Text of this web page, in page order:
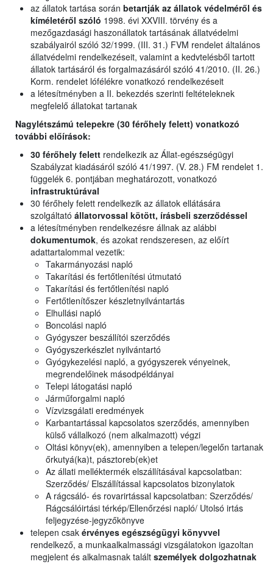
az állatok tartása során betartják az állatok védelméről és
kíméletéről szóló 1998. évi XXVIII. törvény és a
mezőgazdasági haszonállatok tartásának állatvédelmi
szabályairól szóló 32/1999. (III. 31.) FVM rendelet általános
állatvédelmi rendelkezéseit, valamint a kedvtelésből tartott
állatok tartásáról és forgalmazásáról szóló 41/2010. (II. 26.)
Korm. rendelet lófélékre vonatkozó rendelkezéseit
a létesítményben a II. bekezdés szerinti feltételeknek
megfelelő állatokat tartanak
Nagylétszámú telepekre (30 férőhely felett) vonatkozó
további előírások:
30 férőhely felett rendelkezik az Állat-egészségügyi
Szabályzat kiadásáról szóló 41/1997. (V. 28.) FM rendelet 1.
függelék 6. pontjában meghatározott, vonatkozó
infrastruktúrával
30 férőhely felett rendelkezik az állatok ellátására
szolgáltató állatorvossal kötött, írásbeli szerződéssel
a létesítményben rendelkezésre állnak az alábbi
dokumentumok, és azokat rendszeresen, az előírt
adattartalommal vezetik:
Takarmányozási napló
Takarítási és fertőtlenítési útmutató
Takarítási és fertőtlenítési napló
Fertőtlenítőszer készletnyilvántartás
Elhullási napló
Boncolási napló
Gyógyszer beszállítói szerződés
Gyógyszerkészlet nyilvántartó
Gyógykezelési napló, a gyógyszerek vényeinek,
megrendelőinek másodpéldányai
Telepi látogatási napló
Járműforgalmi napló
Vízvizsgálati eredmények
Karbantartással kapcsolatos szerződés, amennyiben
külső vállalkozó (nem alkalmazott) végzi
Oltási könyv(ek), amennyiben a telepen/legelőn tartanak
őrkutyá(ka)t, pásztoreb(ek)et
Az állati melléktermék elszállításával kapcsolatban:
Szerződés/ Elszállítással kapcsolatos bizonylatok
A rágcsáló- és rovarirtással kapcsolatban: Szerződés/
Rágcsálóirtási térkép/Ellenőrzési napló/ Utolsó irtás
feljegyzése-jegyzőkönyve
telepen csak érvényes egészségügyi könyvvel
rendelkező, a munkaalkalmassági vizsgálatokon igazoltan
megjelent és alkalmasnak talált személyek dolgozhatnak